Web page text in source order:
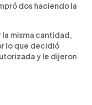
dos haciendo la
misma cantidad,
lo que decidió
y le dijeron